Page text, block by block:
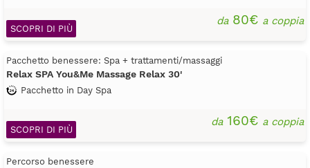
da80€ a coppia
SCOPRI DI PIÙ
Pacchetto benessere: Spa + trattamenti/massaggi
Relax SPA You&Me Massage Relax 30'
Pacchetto in Day Spa
da160€ a coppia
SCOPRI DI PIÙ
Percorso benessere